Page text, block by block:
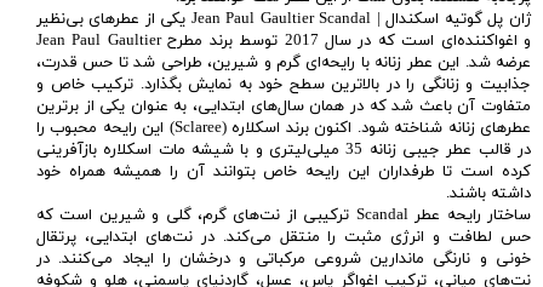
ژان پل گوتیه اسکندال | Jean Paul Gaultier Scandal یکی از عطرهای بی‌نظیر
و اغواکننده‌ای است که در سال 2017 توسط برند مطرح Jean Paul Gaultier
عرضه شد. این عطر زنانه با رایحه‌ای گرم و شیرین، طراحی شد تا حس قدرت،
جذابیت و زنانگی را در بالاترین سطح خود به نمایش بگذارد. ترکیب خاص و
متفاوت آن باعث شد که در همان سال‌های ابتدایی، به عنوان یکی از برترین
عطرهای زنانه شناخته شود. اکنون برند اسکلاره (Sclaree) این رایحه محبوب را
در قالب عطر جیبی زنانه 35 میلی‌لیتری و با شیشه مات اسکلاره بازآفرینی
کرده است تا طرفداران این رایحه خاص بتوانند آن را همیشه همراه خود
داشته باشند.
ساختار رایحه عطر Scandal ترکیبی از نت‌های گرم، گلی و شیرین است که
حس لطافت و انرژی مثبت را منتقل می‌کند. در نت‌های ابتدایی، پرتقال
خونی و نارنگی ماندارین شروعی مرکباتی و درخشان را ایجاد می‌کنند. در
نت‌های میانی، ترکیب اغواگر یاس، عسل، گاردنیای یاسمنی، هلو و شکوفه